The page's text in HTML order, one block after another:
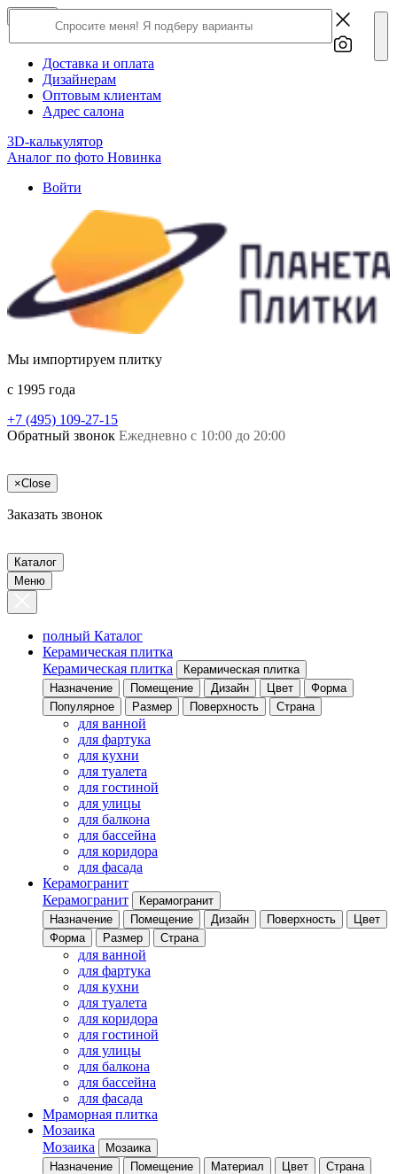
О компании
Доставка и оплата
Дизайнерам
Оптовым клиентам
Адрес салона
3D-калькулятор
Аналог по фото Новинка
Войти
Мы импортируем плитку
c 1995 года
+7 (495) 109-27-15
Обратный звонок Ежедневно с 10:00 до 20:00
×Close
Заказать звонок
Каталог
Меню
полный Каталог
Керамическая плитка
Керамическая плитка
Керамическая плитка
Назначение
Помещение Дизайн Цвет
Форма
Популярное
Размер Поверхность Страна
для ванной
для фартука
для кухни
для туалета
для гостиной
для улицы
для балкона
для бассейна
для коридора
для фасада
Керамогранит
Керамогранит
Керамогранит
Назначение
Помещение Дизайн Поверхность
Цвет
Форма
Размер Страна
для ванной
для фартука
для кухни
для туалета
для коридора
для гостиной
для улицы
для балкона
для бассейна
для фасада
Мраморная плитка
Мозаика
Мозаика
Мозаика
Назначение
Помещение Материал Цвет Страна